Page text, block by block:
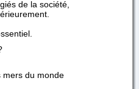
de la société,
mers du monde